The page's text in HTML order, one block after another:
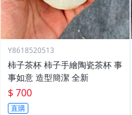
Y8618520513
柿子茶杯 柿子手繪陶瓷茶杯 事
事如意 造型簡潔 全新
$ 700
直購